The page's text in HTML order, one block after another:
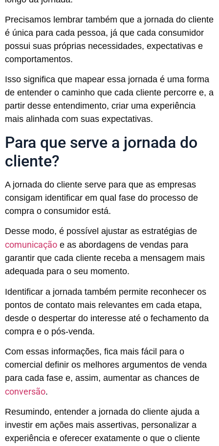
Precisamos lembrar também que a jornada do cliente
é única para cada pessoa, já que cada consumidor
possui suas próprias necessidades, expectativas e
comportamentos.
Isso significa que mapear essa jornada é uma forma
de entender o caminho que cada cliente percorre e, a
partir desse entendimento, criar uma experiência
mais alinhada com suas expectativas.
Para que serve a jornada do
cliente?
A jornada do cliente serve para que as empresas
consigam identificar em qual fase do processo de
compra o consumidor está.
Desse modo, é possível ajustar as estratégias de
comunicação e as abordagens de vendas para
garantir que cada cliente receba a mensagem mais
adequada para o seu momento.
Identificar a jornada também permite reconhecer os
pontos de contato mais relevantes em cada etapa,
desde o despertar do interesse até o fechamento da
compra e o pós-venda.
Com essas informações, fica mais fácil para o
comercial definir os melhores argumentos de venda
para cada fase e, assim, aumentar as chances de
conversão.
Resumindo, entender a jornada do cliente ajuda a
investir em ações mais assertivas, personalizar a
experiência e oferecer exatamente o que o cliente